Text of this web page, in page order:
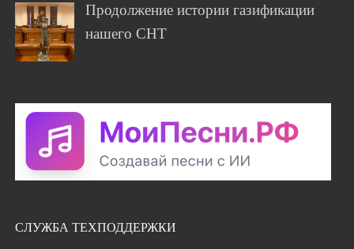
Продолжение истории газификации
нашего СНТ
СЛУЖБА ТЕХПОДДЕРЖКИ